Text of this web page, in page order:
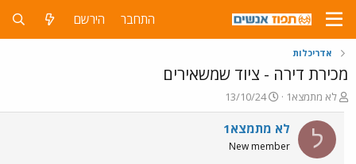
התחבר הירשם
אדריכלות
מכירת דירה - ציוד שמשאירים
פ
ו
ת
ח
ה
לא מתמצא1
פ
ו
ר
ם
13/10/24
ל לא מתמצא1
New member